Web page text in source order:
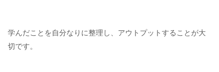
学んだことを自分なりに整理し、アウトプットすることが大
切です。